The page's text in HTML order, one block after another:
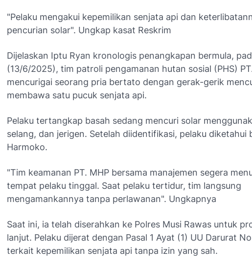
"Pelaku mengakui kepemilikan senjata api dan
pencurian solar". Ungkap kasat Reskrim
Dijelaskan Iptu Ryan kronologis penangkapan bermula,
(13/6/2025), tim patroli pengamanan hutan sosial (PHS)
mencurigai seorang pria bertato dengan gerak-gerik
membawa satu pucuk senjata api.
Pelaku tertangkap basah sedang mencuri solar
selang, dan jerigen. Setelah diidentifikasi, pelaku diketahui
Harmoko.
"Tim keamanan PT. MHP bersama manajemen segera
tempat pelaku tinggal. Saat pelaku tertidur, tim langsung
mengamankannya tanpa perlawanan". Ungkapnya
Saat ini, ia telah diserahkan ke Polres Musi Rawas untuk
lanjut. Pelaku dijerat dengan Pasal 1 Ayat (1) UU Darurat
terkait kepemilikan senjata api tanpa izin yang sah.